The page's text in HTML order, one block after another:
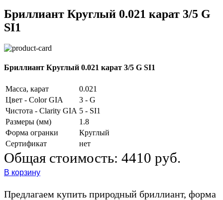
Бриллиант Круглый 0.021 карат 3/5 G
SI1
Бриллиант Круглый 0.021 карат 3/5 G SI1
Масса, карат
0.021
Цвет - Color GIA
3 - G
Чистота - Clarity GIA 5 - SI1
Размеры (мм)
1.8
Форма огранки
Круглый
Сертификат
нет
Общая стоимость: 4410 руб.
В корзину
Предлагаем купить природный бриллиант, форма